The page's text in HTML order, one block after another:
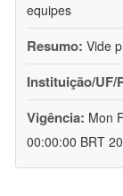
equipes
Resumo: Vide
Instituição/UF/
Vigência: Mon
00:00:00 BRT